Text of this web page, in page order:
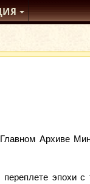
Архиве
эпохи с